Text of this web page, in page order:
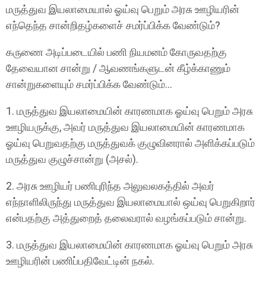
மருத்துவ இயலாமையால் ஓய்வு பெறும் அரசு ஊழியரின்
எந்தெந்த சான்றிதழ்களைச் சமர்ப்பிக்க வேண்டும்?
கருணை அடிப்படையில் பணி நியமனம் கோருவதற்கு
தேவையான சான்று / ஆவணங்களுடன் கீழ்க்காணும்
சான்றுகளையும் சமர்ப்பிக்க வேண்டும்...
1. மருத்துவ இயலாமையின் காரணமாக ஓய்வு பெறும் அரசு
ஊழியருக்கு, அவர் மருத்துவ இயலாமையின் காரணமாக
ஓய்வு பெறுவதற்கு மருத்துவக் குழுவினரால் அளிக்கப்படும்
மருத்துவ குழுச்சான்று (அசல்).
2. அரசு ஊழியர் பணிபுரிந்த அலுவலகத்தில் அவர்
எந்நாளிலிருந்து மருத்துவ இயலாமையால் ஒய்வு பெறுகிறார்
என்பதற்கு அத்துறைத் தலைவரால் வழங்கப்படும் சான்று.
3. மருத்துவ இயலாமையின் காரணமாக ஓய்வு பெறும் அரசு
ஊழியரின் பணிப்பதிவேட்டின் நகல்.